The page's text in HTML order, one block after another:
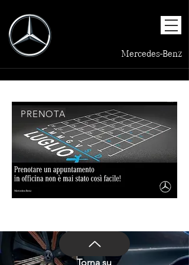
Mercedes-Benz
PRENOTA
Torna su